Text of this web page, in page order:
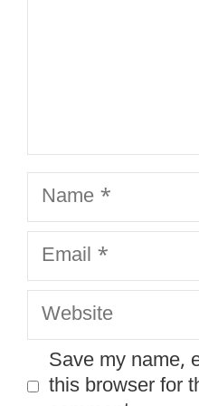
Name
Email
Website
Save my name,
this browser for